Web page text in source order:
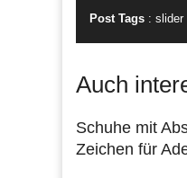
Post Tags : slider
Auch
Schuhe mit
Zeichen für